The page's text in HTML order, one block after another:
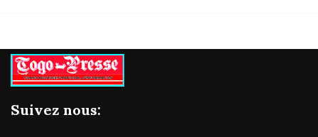
Suivez nous: